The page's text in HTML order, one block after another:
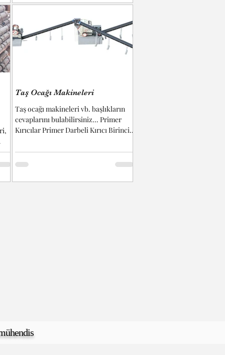
Taş Ocağı Makineleri
Taş ocağı makineleri vb. başlıkların
cevaplarını bulabilirsiniz... Primer
Kırıcılar Primer Darbeli Kırıcı Birincil